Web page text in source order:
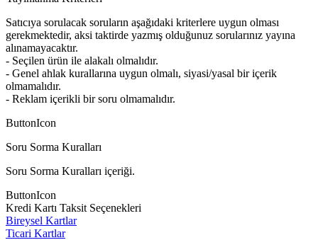
Satıcıya sorulacak soruların aşağıdaki kriterlere uygun olması
gerekmektedir, aksi taktirde yazmış olduğunuz sorularınız yayına
alınamayacaktır.
- Seçilen ürün ile alakalı olmalıdır.
- Genel ahlak kurallarına uygun olmalı, siyasi/yasal bir içerik
olmamalıdır.
- Reklam içerikli bir soru olmamalıdır.
ButtonIcon
Soru Sorma Kuralları
Soru Sorma Kuralları içeriği.
ButtonIcon
Kredi Kartı Taksit Seçenekleri
Bireysel Kartlar
Ticari Kartlar